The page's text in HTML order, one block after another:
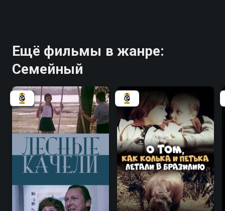
Ещё фильмы в жанре:
Семейный